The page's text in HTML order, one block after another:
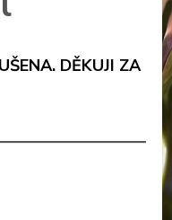
DĚKUJI ZA